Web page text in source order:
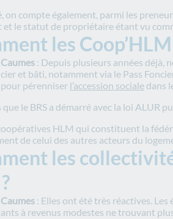
on compte également, parmi les
et le statut de propriétaire étant vu
les
: Depuis plusieurs années déjà,
et bâti, notamment via le Pass
pérenniser l’accession sociale dans
que le BRS a démarré avec la loi ALUR
HLM qui constituent la
de celui des autres acteurs du
les
: Elles ont été très réactives.
à revenus modestes ne trouvant